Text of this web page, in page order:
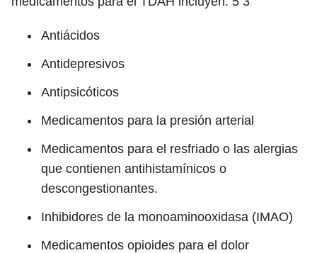
Antiácidos
Antidepresivos
Antipsicóticos
Medicamentos para la presión arterial
Medicamentos para el resfriado o las alergias
que contienen antihistamínicos o
descongestionantes.
Inhibidores de la monoaminooxidasa (IMAO)
Medicamentos opioides para el dolor